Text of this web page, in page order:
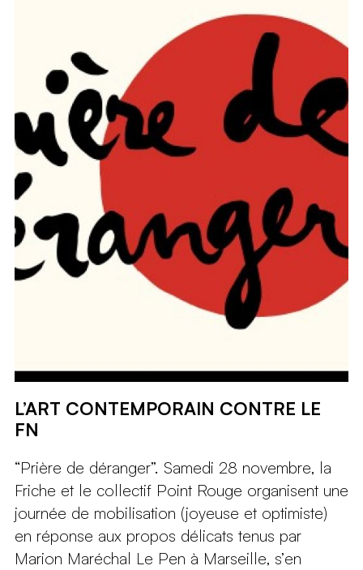
L’ART CONTEMPORAIN CONTRE LE
FN
“Prière de déranger”. Samedi 28 novembre, la
Friche et le collectif Point Rouge organisent une
journée de mobilisation (joyeuse et optimiste)
en réponse aux propos délicats tenus par
Marion Maréchal Le Pen à Marseille, s’en